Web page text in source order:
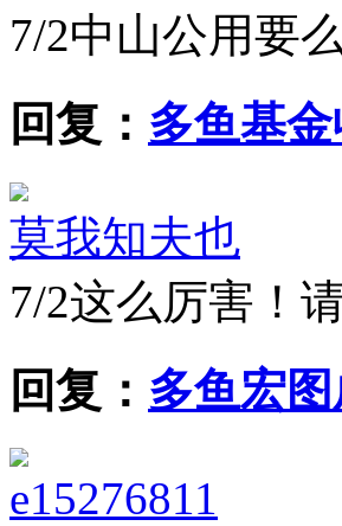
7/2中山公用要
回复： 多鱼基
莫我知夫也
7/2这么厉害！
回复： 多鱼宏
e15276811